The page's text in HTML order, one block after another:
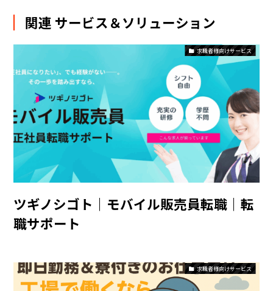
関連 サービス＆ソリューション
求職者様向けサービス
ツギノシゴト｜モバイル販売員転職｜転
職サポート
求職者様向けサービス